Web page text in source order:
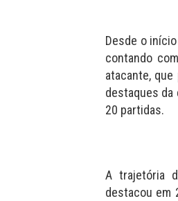
Desde o
contando
atacante,
destaques da
20 partidas.
A trajetória
destacou em